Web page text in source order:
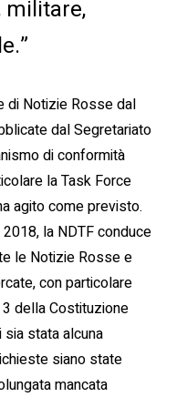
militare,
di Notizie Rosse dal
dal Segretariato
di conformità
la Task Force
agito come previsto.
la NDTF conduce
le Notizie Rosse e
con particolare
della Costituzione
sia stata alcuna
siano state
mancata